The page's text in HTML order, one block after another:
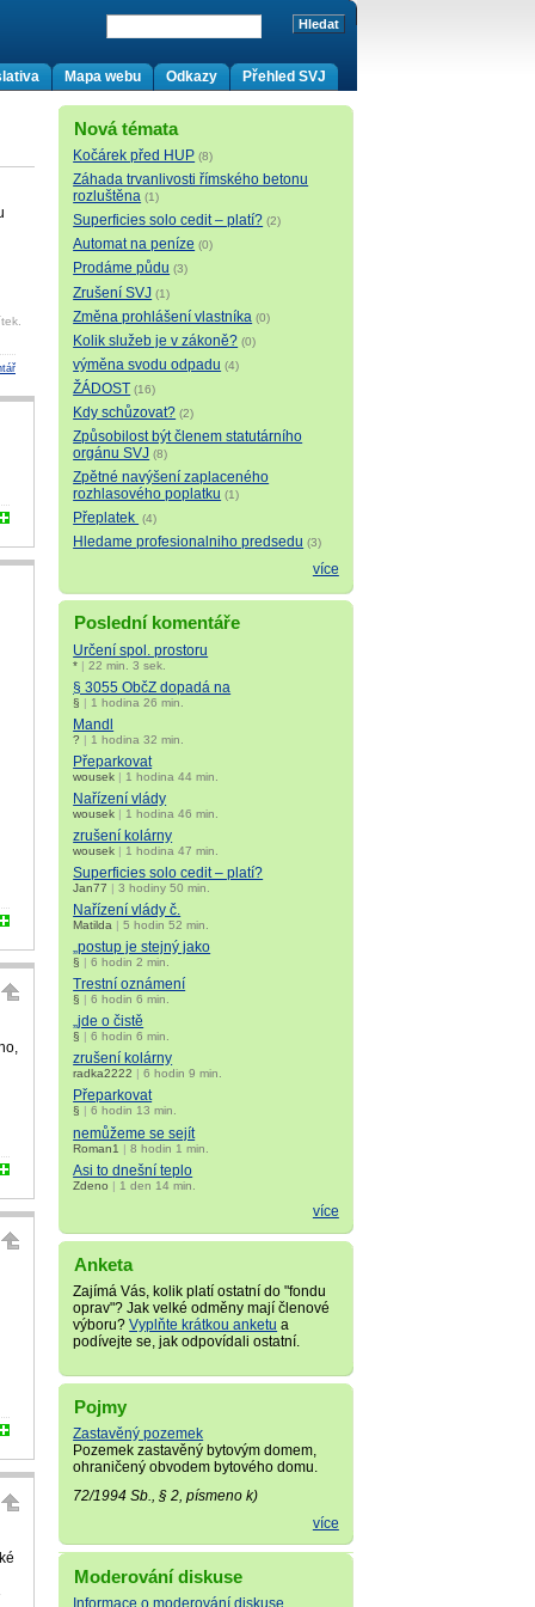
Přehled SVJ
Odkazy
Mapa webu
Nová témata
Kočárek před HUP (8)
Záhada trvanlivosti římského betonu
rozluštěna (1)
Superficies solo cedit – platí? (2)
Automat na peníze (0)
Prodáme půdu (3)
Zrušení SVJ (1)
Změna prohlášení vlastníka (0)
Kolik služeb je v zákoně? (0)
výměna svodu odpadu (4)
ŽÁDOST (16)
Kdy schůzovat? (2)
Způsobilost být členem statutárního
orgánu SVJ (8)
Zpětné navýšení zaplaceného
rozhlasového poplatku (1)
Přeplatek (4)
Hledame profesionalniho predsedu (3)
více
Poslední komentáře
Určení spol. prostoru
* |22 min. 3 sek.
§ 3055 ObčZ dopadá na
§ | 1 hodina 26 min.
Mandl
? | 1 hodina 32 min.
Přeparkovat
wousek | 1 hodina 44 min.
Nařízení vlády
wousek | 1 hodina 46 min.
zrušení kolárny
wousek | 1 hodina 47 min.
Superficies solo cedit – platí?
Jan77 |3 hodiny 50 min.
Nařízení vlády č.
Matilda |5 hodin 52 min.
„postup je stejný jako
§ |6 hodin 2 min.
Trestní oznámení
§ |6 hodin 6 min.
„jde o čistě
§ |6 hodin 6 min.
zrušení kolárny
radka2222 |6 hodin 9 min.
Přeparkovat
§ |6 hodin 13 min.
nemůžeme se sejít
Roman1 |8 hodin 1 min.
Asi to dnešní teplo
Zdeno | 1 den 14 min.
více
Anketa
Zajímá Vás, kolik platí ostatní do "fondu
oprav"? Jak velké odměny mají členové
výboru?Vyplňte krátkou anketu a
podívejte se, jak odpovídali ostatní.
Pojmy
Zastavěný pozemek
Pozemek zastavěný bytovým domem,
ohraničený obvodem bytového domu.
72/1994 Sb., § 2, písmeno k)
více
Moderování diskuse